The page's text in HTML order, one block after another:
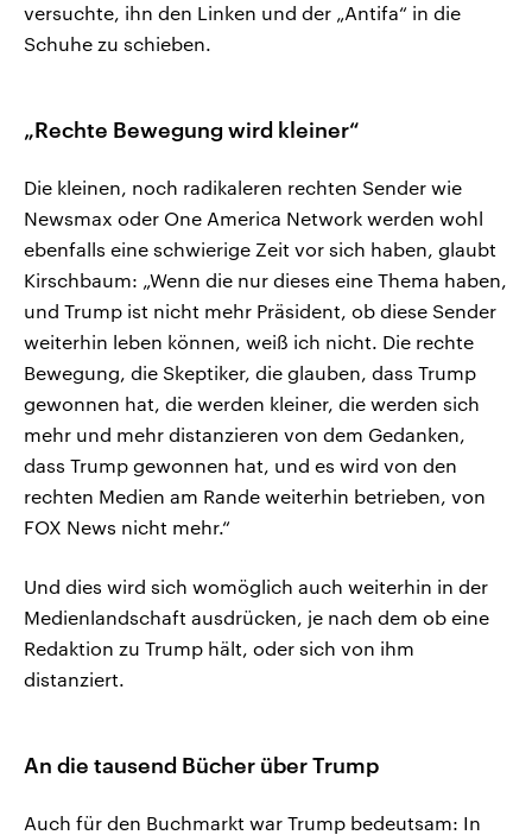
versuchte, ihn den Linken und der „Antifa“ in die
Schuhe zu schieben.
„Rechte Bewegung wird kleiner“
Die kleinen, noch radikaleren rechten Sender wie
Newsmax oder One America Network werden wohl
ebenfalls eine schwierige Zeit vor sich haben, glaubt
Kirschbaum: „Wenn die nur dieses eine Thema haben,
und Trump ist nicht mehr Präsident, ob diese Sender
weiterhin leben können, weiß ich nicht. Die rechte
Bewegung, die Skeptiker, die glauben, dass Trump
gewonnen hat, die werden kleiner, die werden sich
mehr und mehr distanzieren von dem Gedanken,
dass Trump gewonnen hat, und es wird von den
rechten Medien am Rande weiterhin betrieben, von
FOX News nicht mehr.“
Und dies wird sich womöglich auch weiterhin in der
Medienlandschaft ausdrücken, je nach dem ob eine
Redaktion zu Trump hält, oder sich von ihm
distanziert.
An die tausend Bücher über Trump
Auch für den Buchmarkt war Trump bedeutsam: In